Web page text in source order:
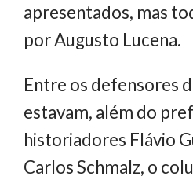
apresentados, mas
por Augusto Lucena.
Entre os defensores
estavam, além do
historiadores Flávio
Carlos Schmalz, o